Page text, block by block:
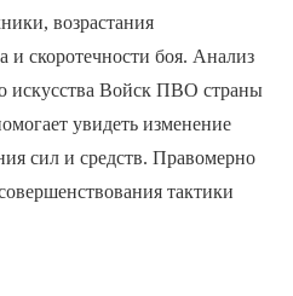
возрастания
и скоротечности боя. Анализ
искусства Войск ПВО страны
увидеть изменение
сил и средств. Правомерно
тактики